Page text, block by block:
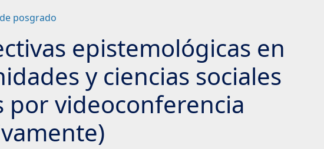
posgrado
epistemológicas en
y ciencias sociales
por videoconferencia